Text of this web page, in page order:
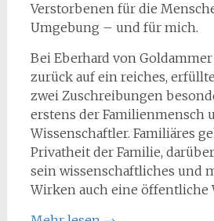
Verstorbenen für die
Umgebung – und für mich.
Bei Eberhard von
zurück auf ein reiches,
zwei Zuschreibungen
erstens der Familienmensch
Wissenschaftler. Familiäres
Privatheit der Familie,
sein wissenschaftliches und
Wirken auch eine öffentliche